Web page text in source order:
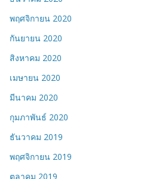
พฤศจิกายน 2020
กันยายน 2020
สิงหาคม 2020
เมษายน 2020
มีนาคม 2020
กุมภาพันธ์ 2020
ธันวาคม 2019
พฤศจิกายน 2019
ตุลาคม 2019